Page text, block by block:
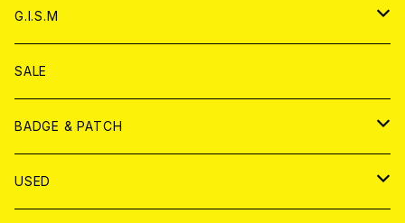
ANALOG
ANALOG
CD
ANALOG
アナログ
DVD
T-shirt & WEAR
G.I.S.M
CD
ANALOG
T-SHIRT & WEAR
SALE
BADGE & PATCH
BADGE
USED